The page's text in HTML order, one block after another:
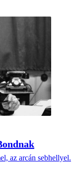
az arcán sebhellyel.